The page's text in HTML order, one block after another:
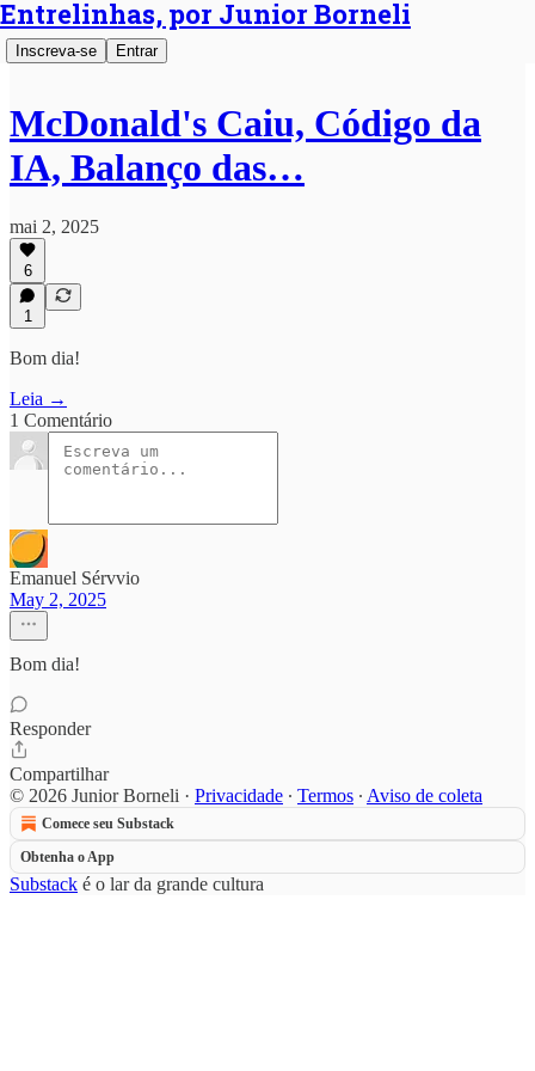
Entrelinhas, por Junior Borneli
Inscreva-se Entrar
McDonald's Caiu, Código da
IA, Balanço das…
mai 2, 2025
6
1
Bom dia!
Leia →
1 Comentário
Emanuel Sérvvio
May 2, 2025
Bom dia!
Responder
Compartilhar
© 2026 Junior Borneli · Privacidade ∙ Termos ∙ Aviso de coleta
Comece seu Substack
Obtenha o App
Substack é o lar da grande cultura